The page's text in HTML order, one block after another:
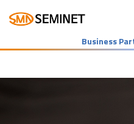
Business